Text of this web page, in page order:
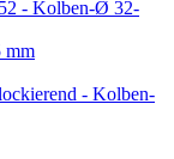
- Kolben-Ø 32-
mm
- Kolben-